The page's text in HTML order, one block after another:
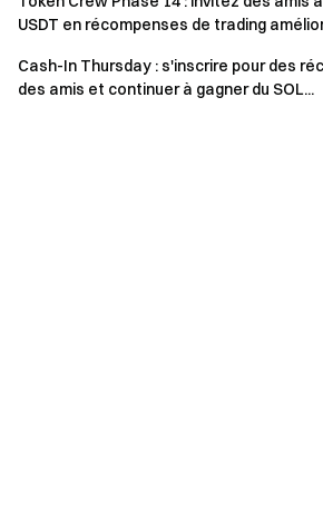
USDT en récompenses de trading
Cash-In Thursday : s'inscrire pour des
des amis et continuer à gagner du SOL...